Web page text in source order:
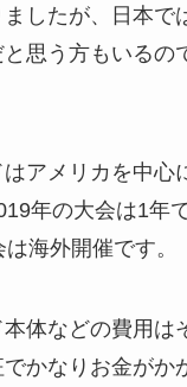
したが、日本で
思う方もいるの
アメリカを中心
年の大会は1年
海外開催です。
体などの費用は
かなりお金がか